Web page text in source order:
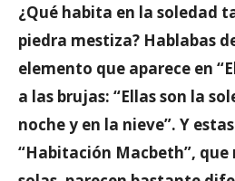
¿Qué habita en la soledad
piedra mestiza? Hablabas
elemento que aparece en
a las brujas: “Ellas son la
noche y en la nieve”. Y
“Habitación Macbeth”, que